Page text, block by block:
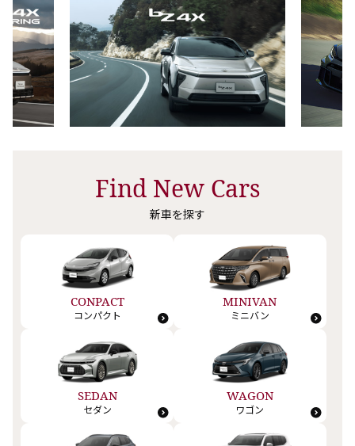
Find New Cars
新車を探す
CONPACT
コンパクト
MINIVAN
ミニバン
SEDAN
セダン
WAGON
ワゴン